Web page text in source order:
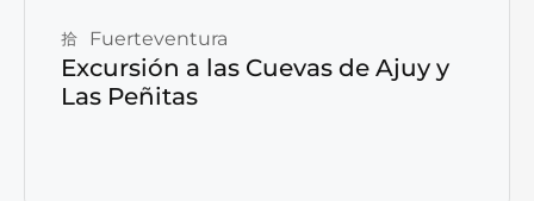
Fuerteventura
Excursión a las Cuevas de Ajuy y
Las Peñitas